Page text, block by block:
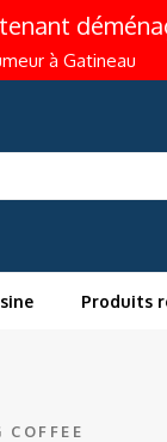
à Gatineau
Produits
COFFEE